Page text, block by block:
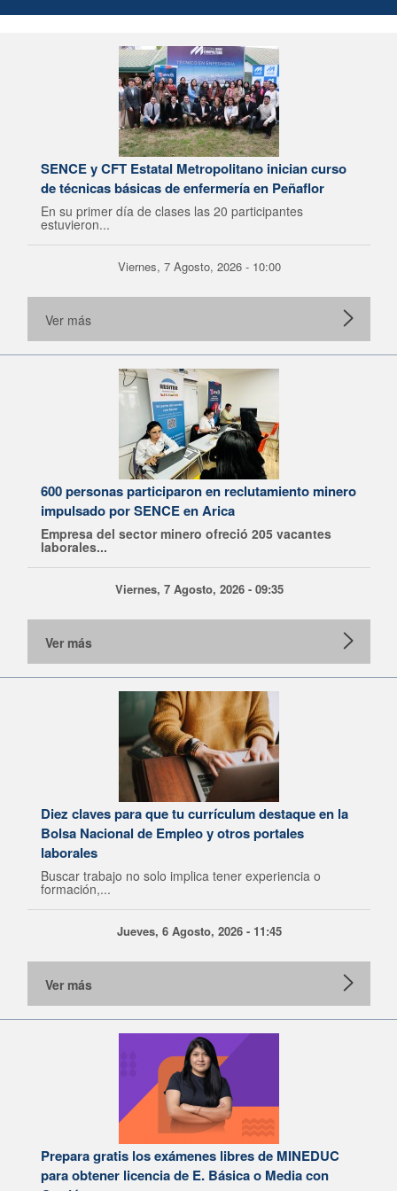
SENCE y CFT Estatal Metropolitano inician curso
de técnicas básicas de enfermería en Peñaflor
En su primer día de clases las 20 participantes
estuvieron...
Viernes, 7 Agosto, 2026 - 10:00
Ver más
600 personas participaron en reclutamiento minero
impulsado por SENCE en Arica
Empresa del sector minero ofreció 205 vacantes
laborales...
Viernes, 7 Agosto, 2026 - 09:35
Ver más
Diez claves para que tu currículum destaque en la
Bolsa Nacional de Empleo y otros portales
laborales
Buscar trabajo no solo implica tener experiencia o
formación,...
Jueves, 6 Agosto, 2026 - 11:45
Ver más
Prepara gratis los exámenes libres de MINEDUC
para obtener licencia de E. Básica o Media con